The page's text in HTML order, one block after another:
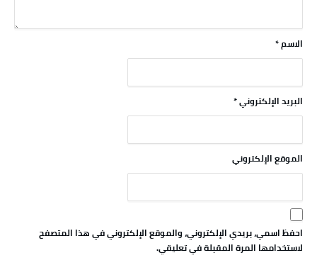
الاسم*
البريد الإلكتروني*
الموقع الإلكتروني
احفظ اسمي، بريدي الإلكتروني، والموقع الإلكتروني في هذا المتصفح
لاستخدامها المرة المقبلة في تعليقي.